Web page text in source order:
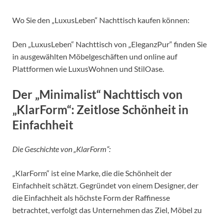
Wo Sie den „LuxusLeben“ Nachttisch kaufen können:
Den „LuxusLeben“ Nachttisch von „EleganzPur“ finden Sie
in ausgewählten Möbelgeschäften und online auf
Plattformen wie LuxusWohnen und StilOase.
Der „Minimalist“ Nachttisch von
„KlarForm“: Zeitlose Schönheit in
Einfachheit
Die Geschichte von „KlarForm“:
„KlarForm“ ist eine Marke, die die Schönheit der
Einfachheit schätzt. Gegründet von einem Designer, der
die Einfachheit als höchste Form der Raffinesse
betrachtet, verfolgt das Unternehmen das Ziel, Möbel zu